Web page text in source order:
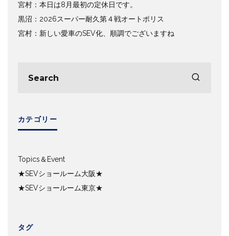
宮村：本日は8月最初の定休日です。
黒沼：2026スーパー耐久第４戦オートポリス
宮村：新しい愛車のSEV化、順調でございますね
カテゴリー
Topics＆Event
★SEVショールーム大阪★
★SEVショールーム東京★
タグ